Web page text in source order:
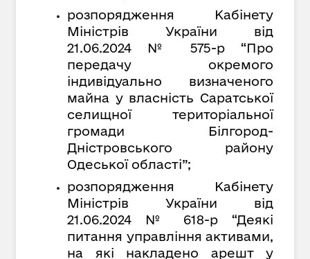
розпорядження Кабінету
Міністрів України від
21.06.2024 № 575-р “Про
передачу окремого
індивідуально визначеного
майна у власність Саратської
селищної територіальної
громади Білгород-
Дністровського району
Одеської області”;
розпорядження Кабінету
Міністрів України від
21.06.2024 № 618-р “Деякі
питання управління активами,
на які накладено арешт у